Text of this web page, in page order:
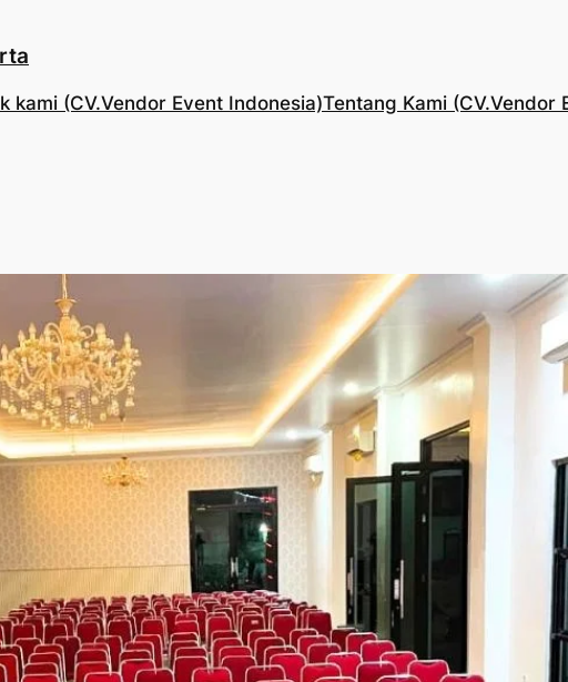
kami (CV.Vendor Event Indonesia)Tentang Kami (CV.Vendor